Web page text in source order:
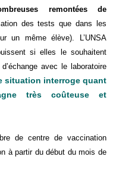
remontées de
des tests que dans les
un même élève). L’UNSA
si elles le souhaitent
avec le laboratoire
situation interroge quant
très coûteuse et
de centre de vaccination
à partir du début du mois de